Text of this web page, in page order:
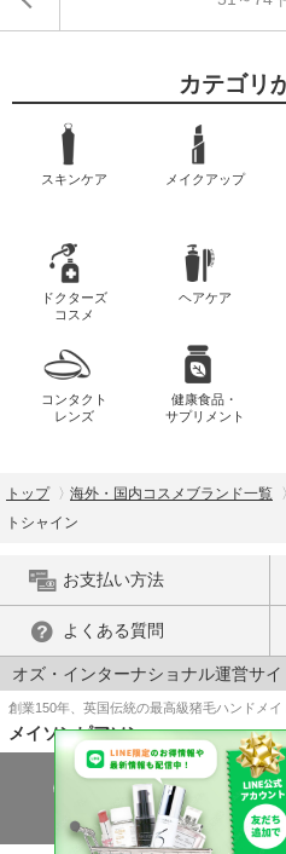
カテゴリ
スキンケア メイクアップ
ドクターズ
コスメ
ヘアケア
コンタクト
レンズ
健康食品・
サプリメント
トップ 海外・国内コスメブランド一覧
トシャイン
お支払い方法
よくある質問
オズ・インターナショナル運営サイ
創業150年、英国伝統の最高級猪毛ハンドメイ
メイソンピアソン
特商法に基づく表示 プライバシー
ご利用規約